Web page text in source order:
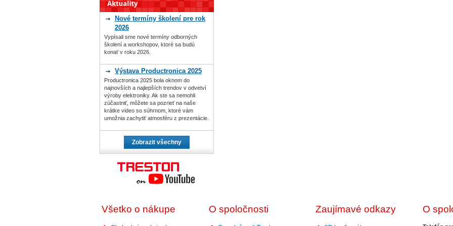
Nové termíny školení pre rok
2026
Vypísali sme nové termíny odborných
školení a workshopov, ktoré sa budú
konať v roku 2026.
Výstava Productronica 2025
Productronica 2025 bola oknom do
najnovších a najlepších trendov v odvetví
výroby elektroniky. Ak ste sa nemohli
zúčastniť, môžete sa pozrieť na naše
krátke video so súhrnom, ktoré vám
umožnia zachytiť atmosféru z prezentácie.
Zobrazit všechny
Všetko o nákupe O spoločnosti Zaujímavé odkazy O